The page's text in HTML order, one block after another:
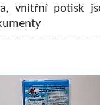
vnitřní potisk